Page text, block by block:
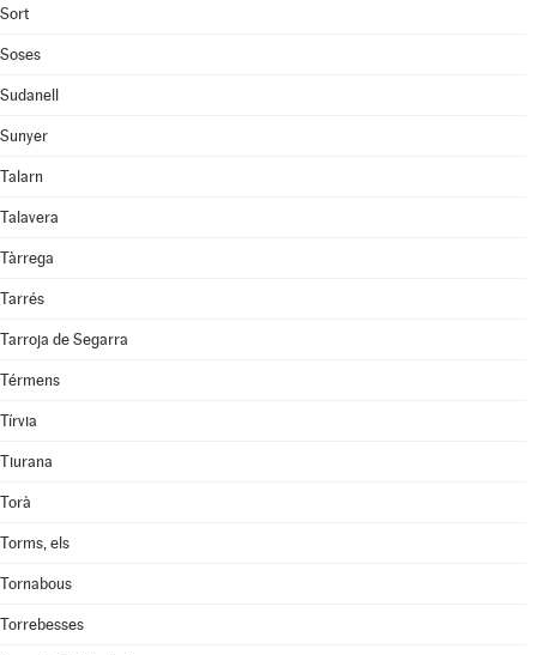
Sort
Soses
Sudanell
Sunyer
Talarn
Talavera
Tàrrega
Tarrés
Tarroja de Segarra
Térmens
Tírvia
Tiurana
Torà
Torms, els
Tornabous
Torrebesses